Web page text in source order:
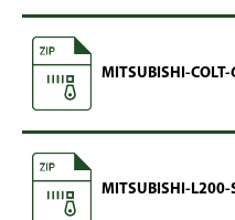
MITSUBISHI-COLT-
MITSUBISHI-L200-